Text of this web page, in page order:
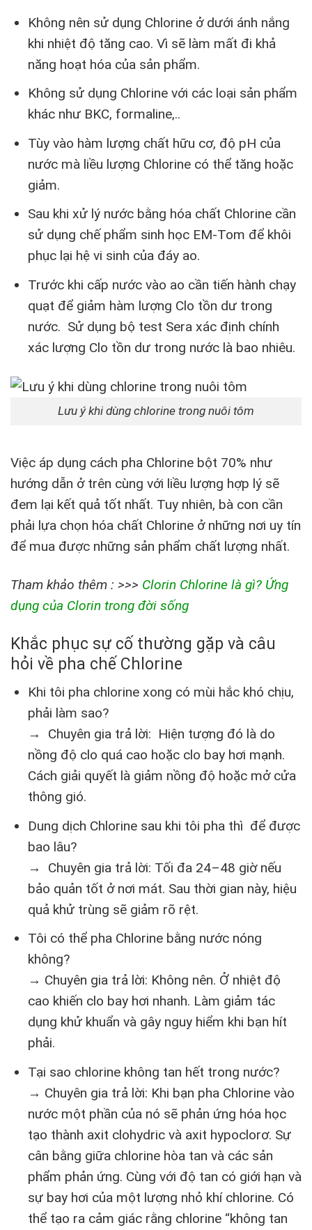
Không nên sử dụng Chlorine ở dưới ánh nắng
khi nhiệt độ tăng cao. Vì sẽ làm mất đi khả
năng hoạt hóa của sản phẩm.
Không sử dụng Chlorine với các loại sản phẩm
khác như BKC, formaline,..
Tùy vào hàm lượng chất hữu cơ, độ pH của
nước mà liều lượng Chlorine có thể tăng hoặc
giảm.
Sau khi xử lý nước bằng hóa chất Chlorine cần
sử dụng chế phẩm sinh học EM-Tom để khôi
phục lại hệ vi sinh của đáy ao.
Trước khi cấp nước vào ao cần tiến hành chạy
quạt để giảm hàm lượng Clo tồn dư trong
nước. Sử dụng bộ test Sera xác định chính
xác lượng Clo tồn dư trong nước là bao nhiêu.
Lưu ý khi dùng chlorine trong nuôi tôm
Việc áp dụng cách pha Chlorine bột 70% như
hướng dẫn ở trên cùng với liều lượng hợp lý sẽ
đem lại kết quả tốt nhất. Tuy nhiên, bà con cần
phải lựa chọn hóa chất Chlorine ở những nơi uy tín
để mua được những sản phẩm chất lượng nhất.
Tham khảo thêm : >>> Clorin Chlorine là gì? Ứng
dụng của Clorin trong đời sống
Khắc phục sự cố thường gặp và câu
hỏi về pha chế Chlorine
Khi tôi pha chlorine xong có mùi hắc khó chịu,
phải làm sao?
→ Chuyên gia trả lời: Hiện tượng đó là do
nồng độ clo quá cao hoặc clo bay hơi mạnh.
Cách giải quyết là giảm nồng độ hoặc mở cửa
thông gió.
Dung dịch Chlorine sau khi tôi pha thì để được
bao lâu?
→ Chuyên gia trả lời: Tối đa 24–48 giờ nếu
bảo quản tốt ở nơi mát. Sau thời gian này, hiệu
quả khử trùng sẽ giảm rõ rệt.
Tôi có thể pha Chlorine bằng nước nóng
không?
→ Chuyên gia trả lời: Không nên. Ở nhiệt độ
cao khiến clo bay hơi nhanh. Làm giảm tác
dụng khử khuẩn và gây nguy hiểm khi bạn hít
phải.
Tại sao chlorine không tan hết trong nước?
→ Chuyên gia trả lời: Khi bạn pha Chlorine vào
nước một phần của nó sẽ phản ứng hóa học
tạo thành axit clohydric và axit hypoclorơ. Sự
cân bằng giữa chlorine hòa tan và các sản
phẩm phản ứng. Cùng với độ tan có giới hạn và
sự bay hơi của một lượng nhỏ khí chlorine. Có
thể tạo ra cảm giác rằng chlorine “không tan